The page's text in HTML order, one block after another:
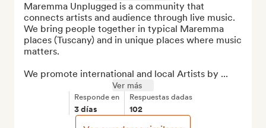
Maremma Unplugged is a community that
connects artists and audience through live music.
We bring people together in typical Maremma
places (Tuscany) and in unique places where music
matters.
We promote international and local Artists by ...
Ver más
Responde en
3 días
Respuestas dadas
102